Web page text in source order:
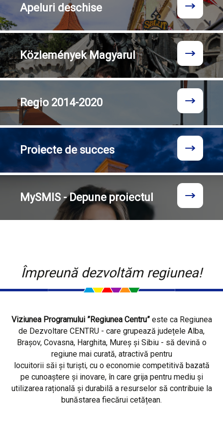
Apeluri deschise
KözleményekMagyarul
Regio 2014-2020
Proiecte de succes
MySMIS - Depune proiectul
Împreună dezvoltăm regiunea!
Viziunea Programului ”Regiunea Centru”este ca Regiunea
de Dezvoltare CENTRU - care grupează județele Alba,
Brașov, Covasna, Harghita, Mureș și Sibiu - să devină o
regiune mai curată, atractivă pentru
locuitorii săi și turiști, cu o economie competitivă bazată
pe cunoaștere și inovare, în care grija pentru mediu și
utilizarea rațională și durabilă a resurselor să contribuie la
bunăstarea fiecărui cetățean.